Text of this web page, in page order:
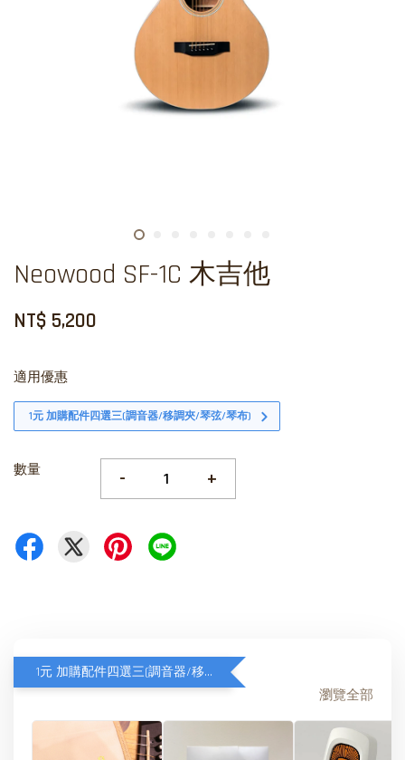
Neowood SF-1C 木吉他
NT$ 5,200
適用優惠
1元 加購配件四選三(調音器/移調夾/琴弦/琴布)
數量 - +
1元 加購配件四選三(調音器/移調夾/琴弦/琴布)
瀏覽全部